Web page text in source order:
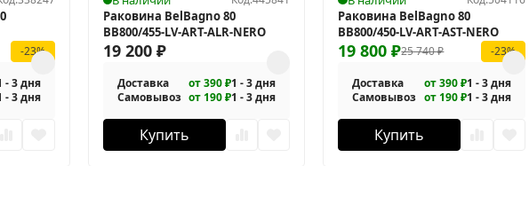
-23%
- 3 дня
- 3 дня
Раковина BelBagno 80
BB800/455-LV-ART-ALR-NERO
19 200 ₽
Доставка от 390 ₽1 - 3 дня
Самовывоз от 190 ₽1 - 3 дня
Купить
Раковина BelBagno 80
BB800/450-LV-ART-AST-NERO
25 740₽
19 800₽ -23%
Доставка от 390 ₽1 - 3 дня
Самовывоз от 190 ₽1 - 3 дня
Купить